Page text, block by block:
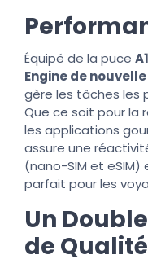
Équipé de la puce
Engine de
gère les tâches les
Que ce soit pour la
les applications
assure une
(nano-SIM et
parfait pour les
Un
de